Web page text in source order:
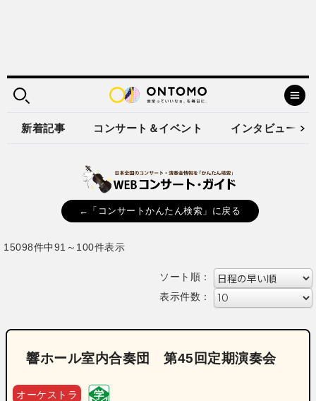
新着記事 コンサート＆イベント インタビュー
←「コンサートかんたん検索」に戻る
15098件中91～100件表示
ソート順：
表示件数：
響ホール室内合奏団 第45回定期演奏会
オーケストラ